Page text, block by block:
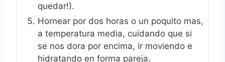
quedar!).
Hornear por dos horas o un poquito mas,
a temperatura media, cuidando que si
se nos dora por encima, ir moviendo e
hidratando en forma pareja.